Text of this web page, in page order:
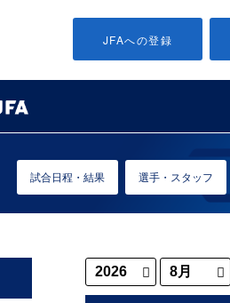
JFAへの登録
試合日程・結果 選手・スタッフ